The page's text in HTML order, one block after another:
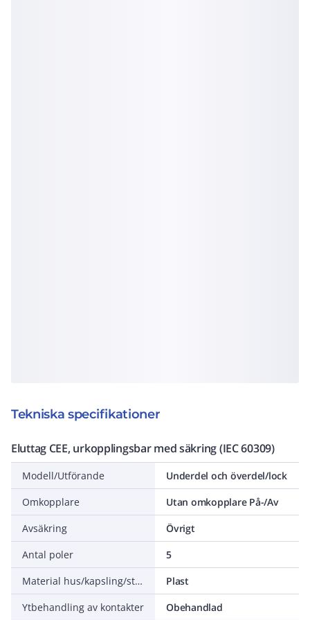
Tekniska specifikationer
Eluttag CEE, urkopplingsbar med säkring (IEC 60309)
Modell/Utförande
Underdel och överdel/lock
Omkopplare
Utan omkopplare På-/Av
Avsäkring
Övrigt
Antal poler
5
Material hus/kapsling/stomme
Plast
Ytbehandling av kontakter
Obehandlad